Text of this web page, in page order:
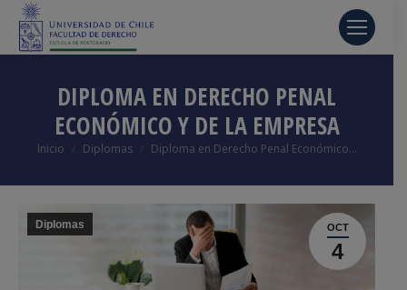
DIPLOMA EN DERECHO PENAL
ECONÓMICO Y DE LA EMPRESA
Estás aquí:
Inicio Diplomas Diploma en Derecho Penal Económico…
OCT
4
Diplomas